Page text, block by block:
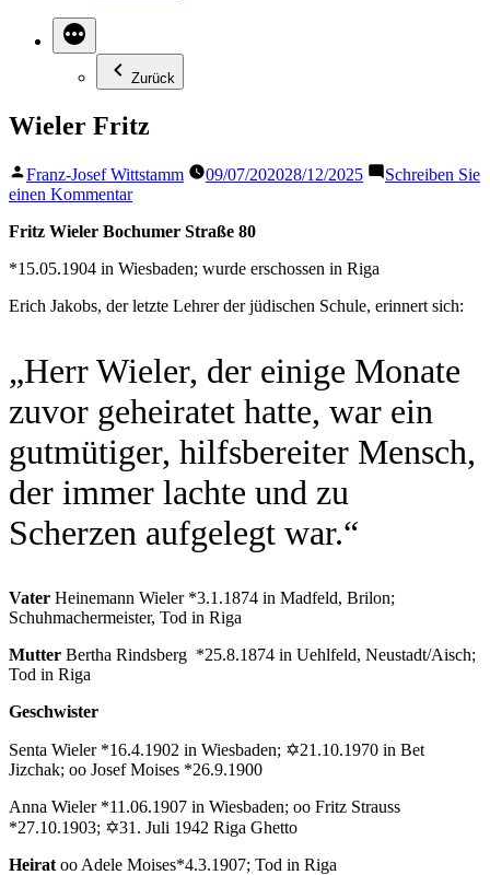
Zurück
Wieler Fritz
Veröffentlicht
von
Franz-Josef Wittstamm 09/07/202028/12/2025
Schreiben Sie
einen Kommentarzu
Fritz
Fritz Wieler Bochumer Straße 80
*15.05.1904 in Wiesbaden; wurde erschossen in Riga
Erich Jakobs, der letzte Lehrer der jüdischen Schule, erinnert sich:
„Herr Wieler, der einige Monate
zuvor geheiratet hatte, war ein
gutmütiger, hilfsbereiter Mensch,
der immer lachte und zu
Scherzen aufgelegt war.“
Vater Heinemann Wieler *3.1.1874 in Madfeld, Brilon;
Schuhmachermeister, Tod in Riga
Mutter Bertha Rindsberg *25.8.1874 in Uehlfeld, Neustadt/Aisch;
Tod in Riga
Geschwister
Senta Wieler *16.4.1902 in Wiesbaden; ✡21.10.1970 in Bet
Jizchak; oo Josef Moises *26.9.1900
Anna Wieler *11.06.1907 in Wiesbaden; oo Fritz Strauss
*27.10.1903; ✡31. Juli 1942 Riga Ghetto
Heirat oo Adele Moises*4.3.1907; Tod in Riga